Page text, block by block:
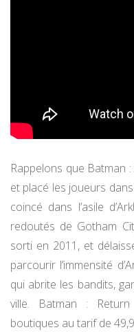
Rappelons que Batman
et placé les joueurs
coincé dans l’asile
redoutés de Gotham
sorti en 2011, et
parcourir l’immensité
qui abrite les bandits,
ville. Batman :
boutiques au tarif de